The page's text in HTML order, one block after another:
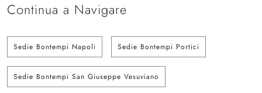
Continua a Navigare
Sedie Bontempi Napoli Sedie Bontempi Portici
Sedie Bontempi San Giuseppe Vesuviano